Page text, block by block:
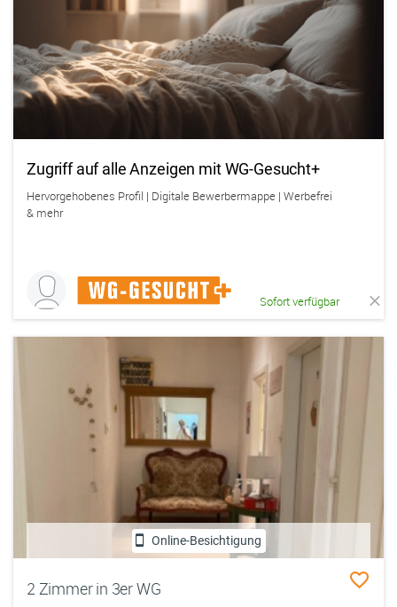
Zugriff auf alle Anzeigen mit WG-Gesucht+
Hervorgehobenes Profil | Digitale Bewerbermappe | Werbefrei
& mehr
Sofort verfügbar
Online-Besichtigung
2 Zimmer in 3er WG